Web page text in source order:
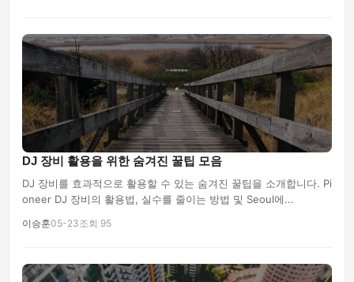
DJ 장비 활용을 위한 숨겨진 꿀팁 모음
DJ 장비를 효과적으로 활용할 수 있는 숨겨진 꿀팁을 소개합니다. Pi
oneer DJ 장비의 활용법, 실수를 줄이는 방법 및 Seoul에...
이승훈05-23조회 95